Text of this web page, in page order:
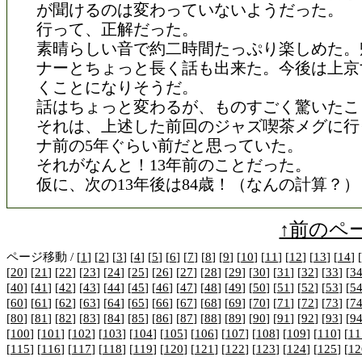
が聞けるのは変わっていないようだった。
行って、正解だった。
素晴らしい音で約二時間たっぷり楽しめた
ナーとちょっと長く話も出来た。今後は上
くことになりそうだ。
話はちょっと変わるが、ものすごく驚いた
それは、上述した前回のジャズ喫茶メグに
ナ前の5年ぐらい前だと思っていた。
それがなんと！13年前のことだった。
仮に、次の13年後は84歳！（なんの計算？）
↑前のペ
ページ移動 / [1] [2] [3] [4] [5] [6] [7] [8] [9] [10] [11] [12] [13] [14] [
[20] [21] [22] [23] [24] [25] [26] [27] [28] [29] [30] [31] [32] [33] [34
[40] [41] [42] [43] [44] [45] [46] [47] [48] [49] [50] [51] [52] [53] [54
[60] [61] [62] [63] [64] [65] [66] [67] [68] [69] [70] [71] [72] [73] [74
[80] [81] [82] [83] [84] [85] [86] [87] [88] [89] [90] [91] [92] [93] [94
[100] [101] [102] [103] [104] [105] [106] [107] [108] [109] [110] [
[115] [116] [117] [118] [119] [120] [121] [122] [123] [124] [125] [